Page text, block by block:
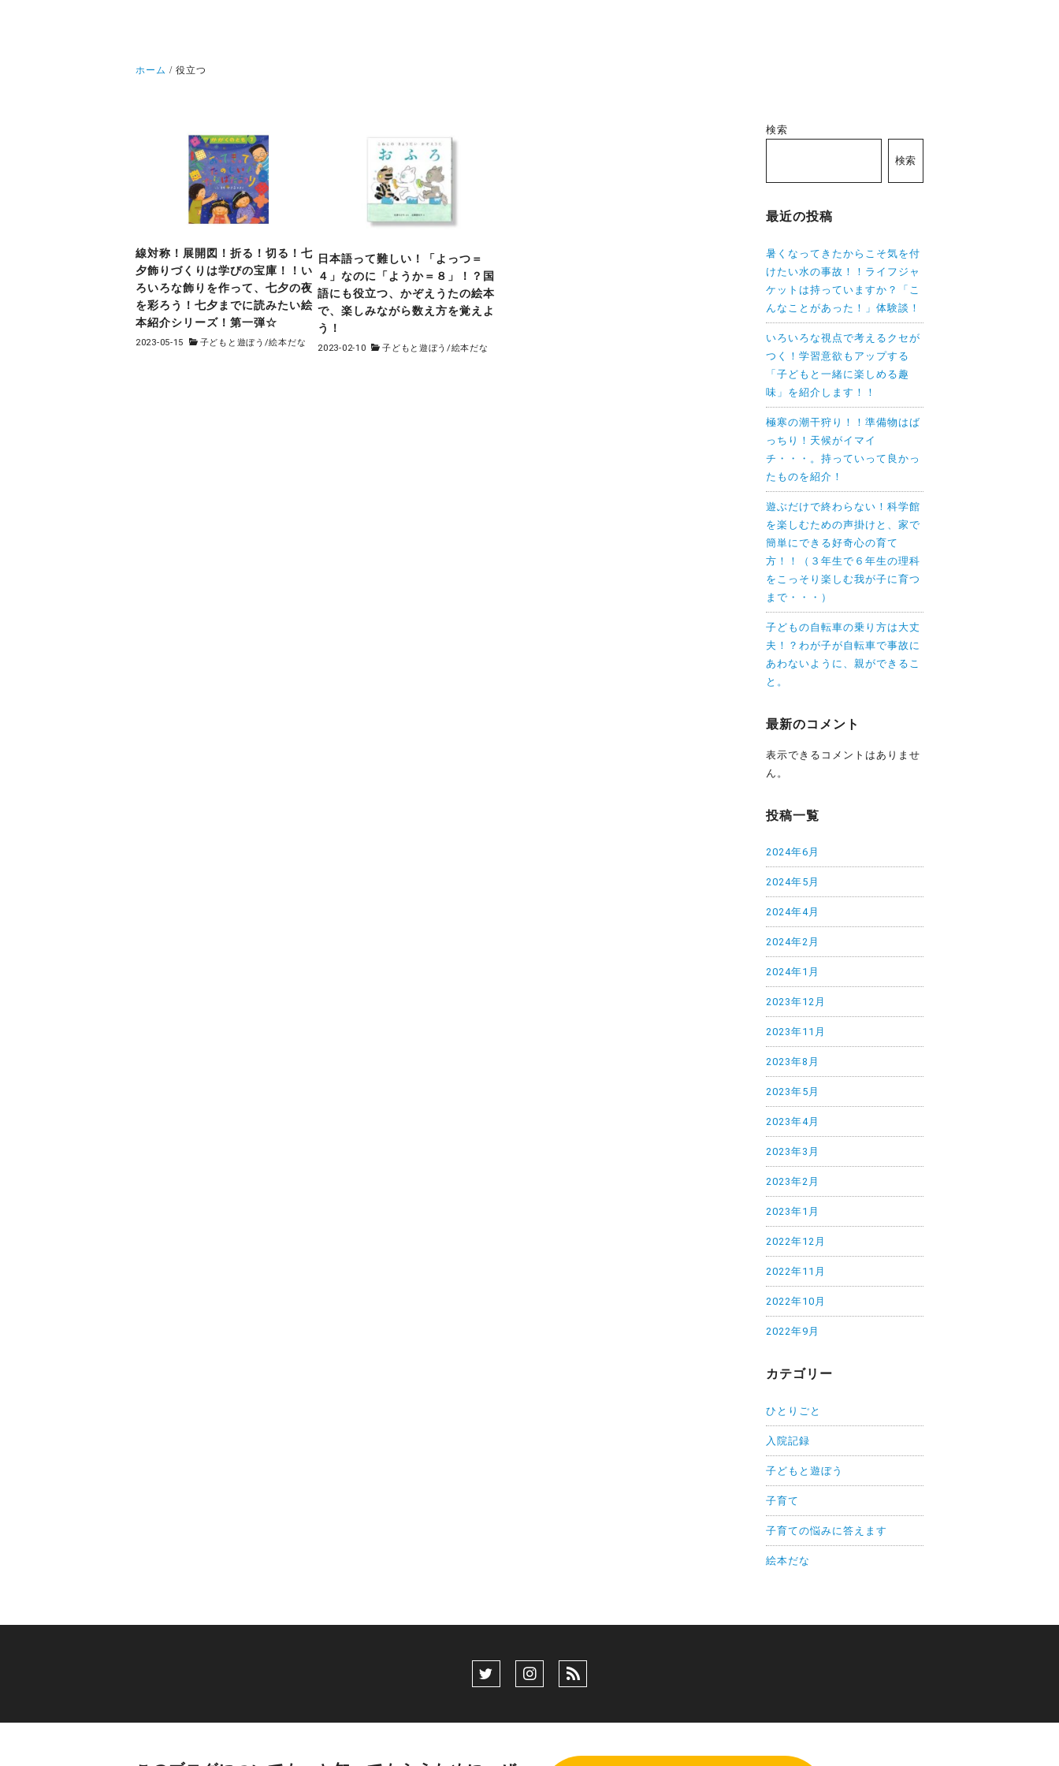
ホーム 役立つ
線対称！展開図！折る！切る！七
夕飾りづくりは学びの宝庫！！い
ろいろな飾りを作って、七夕の夜
を彩ろう！七夕までに読みたい絵
本紹介シリーズ！第一弾☆
2023-05-15 子どもと遊ぼう /絵本だな
日本語って難しい！「よっつ＝
４」なのに「ようか＝８」！？国
語にも役立つ、かぞえうたの絵本
で、楽しみながら数え方を覚えよ
う！
2023-02-10 子どもと遊ぼう/絵本だな
検索
検索
最近の投稿
暑くなってきたからこそ気を付
けたい水の事故！！ライフジャ
ケットは持っていますか？「こ
んなことがあった！」体験談！
いろいろな視点で考えるクセが
つく！学習意欲もアップする
「子どもと一緒に楽しめる趣
味」を紹介します！！
極寒の潮干狩り！！準備物はば
っちり！天候がイマイ
チ・・・。持っていって良かっ
たものを紹介！
遊ぶだけで終わらない！科学館
を楽しむための声掛けと、家で
簡単にできる好奇心の育て
方！！（３年生で６年生の理科
をこっそり楽しむ我が子に育つ
まで・・・）
子どもの自転車の乗り方は大丈
夫！？わが子が自転車で事故に
あわないように、親ができるこ
と。
最新のコメント
表示できるコメントはありませ
ん。
投稿一覧
2024年6月
2024年5月
2024年4月
2024年2月
2024年1月
2023年12月
2023年11月
2023年8月
2023年5月
2023年4月
2023年3月
2023年2月
2023年1月
2022年12月
2022年11月
2022年10月
2022年9月
カテゴリー
ひとりごと
入院記録
子どもと遊ぼう
子育て
子育ての悩みに答えます
絵本だな